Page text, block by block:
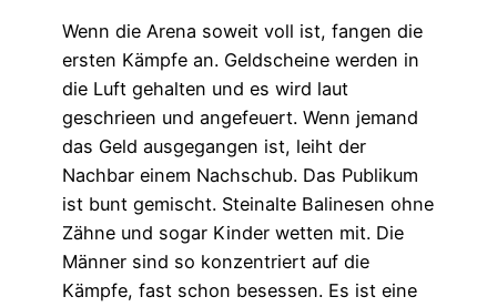
Wenn die Arena soweit voll ist, fangen die
ersten Kämpfe an. Geldscheine werden in
die Luft gehalten und es wird laut
geschrieen und angefeuert. Wenn jemand
das Geld ausgegangen ist, leiht der
Nachbar einem Nachschub. Das Publikum
ist bunt gemischt. Steinalte Balinesen ohne
Zähne und sogar Kinder wetten mit. Die
Männer sind so konzentriert auf die
Kämpfe, fast schon besessen. Es ist eine